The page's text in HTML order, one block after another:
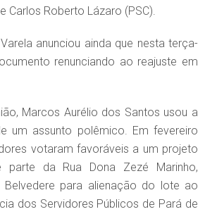
Carlos Roberto Lázaro (PSC).
anunciou ainda que nesta terça-
renunciando ao reajuste em
Marcos Aurélio dos Santos usou a
um assunto polêmico. Em fevereiro
votaram favoráveis a um projeto
parte da Rua Dona Zezé Marinho,
Belvedere para alienação do lote ao
dos Servidores Públicos de Pará de